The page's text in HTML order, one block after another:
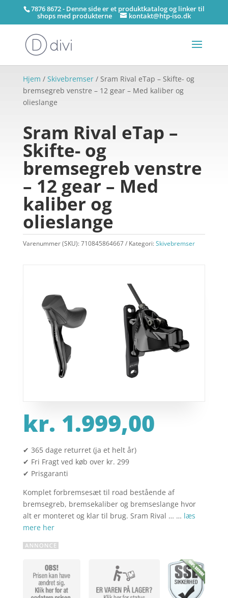
7876 8672 - Denne side er et produktkatalog og linker til
shops med produkterne kontakt@htp-iso.dk
Hjem / Skivebremser/ Sram Rival eTap – Skifte- og
bremsegreb venstre – 12 gear – Med kaliber og
olieslange
Sram Rival eTap –
Skifte- og
bremsegreb venstre
– 12 gear – Med
kaliber og
olieslange
Varenummer (SKU):710845864667 Kategori:Skivebremser
kr. 1.999,00
✔ 365 dage returret (ja et helt år)
✔ Fri Fragt ved køb over kr. 299
✔ Prisgaranti
Komplet forbremsesæt til road bestående af
bremsegreb, bremsekaliber og bremseslange hvor
alt er monteret og klar til brug. Sram Rival … … læs
mere her